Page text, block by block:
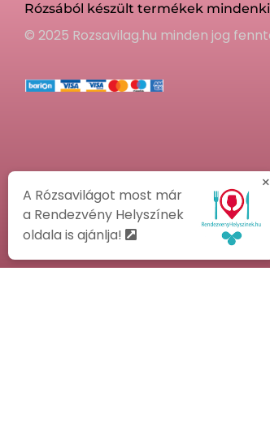
Rózsából készült termékek
© 2025 Rozsavilag.hu minden jog
×
A Rózsavilágot most már
a Rendezvény Helyszínek
oldala is ajánlja!